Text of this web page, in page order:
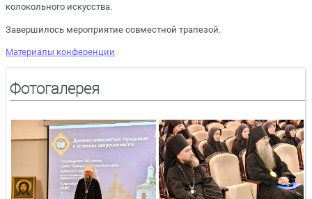
колокольного искусства.
Завершилось мероприятие совместной трапезой.
Материалы конференции
Фотогалерея